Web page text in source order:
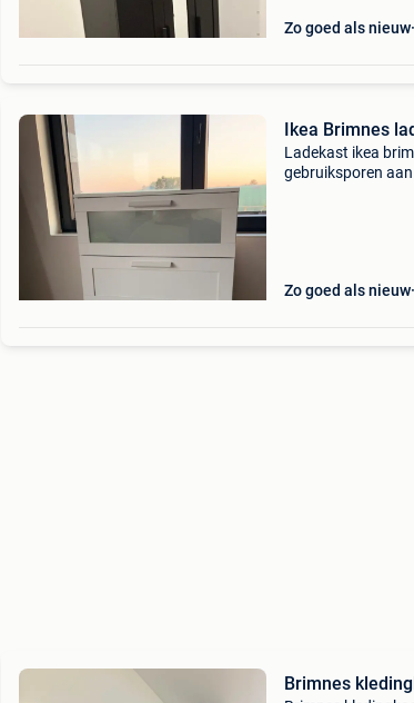
Zo goed als nieuw
Ikea Brimnes
Ladekast ikea
gebruiksporen
Zo goed als nieuw
Brimnes